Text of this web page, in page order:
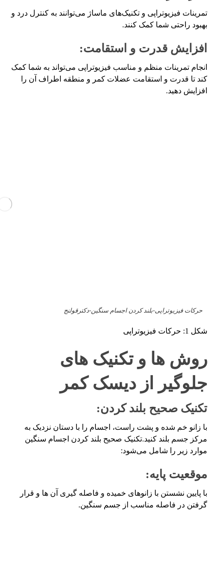
تمرینات فیزیوتراپی و تکنیک‌های ماساژ می‌توانند به کنترل درد و
بهبود راحتی شما کمک کنند.
افزایش قدرت و استقامت:
انجام تمرینات منظم و مناسب فیزیوتراپی می‌تواند به شما کمک
کند تا قدرت و استقامت عضلات کمر و منطقه اطراف آن را
افزایش دهید.
حرکات فیزیوتراپی-بلند کردن اجسام سنگین-دکترقولنج
شکل 1: حرکات فیزیوتراپی
روش ها و تکنیک های
جلوگیر از دیسک کمر
تکنیک صحیح بلند کردن:
با زانو خم شده و پشت راست، اجسام را با دستان نزدیک به
مرکز جسم بلند کنید.تکنیک صحیح بلند کردن اجسام سنگین
موارد زیر را شامل می‌شود:
موقعیت پایه:
با پایین نشستن با زانوهای خمیده و فاصله گیری آن ها و قرار
گرفتن در فاصله مناسب از جسم سنگین.